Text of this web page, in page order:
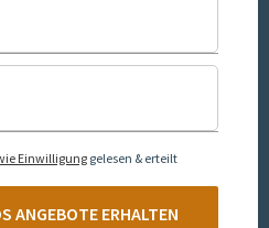
Einwilligung gelesen & erteilt
ANGEBOTE ERHALTEN